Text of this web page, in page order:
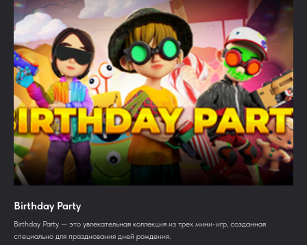
Birthday Party
Birthday Party — это увлекательная коллекция из трех мини-игр, созданная
специально для празднования дней рождения.